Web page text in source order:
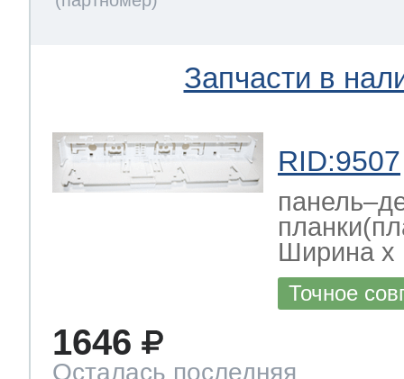
Запчасти в
RID:9507
Ширина х
Точное
1646
Осталась последняя